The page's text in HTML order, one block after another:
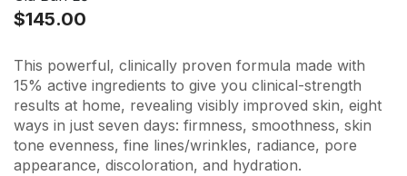
$145.00
This powerful, clinically proven formula made with
15% active ingredients to give you clinical-strength
results at home, revealing visibly improved skin, eight
ways in just seven days: firmness, smoothness, skin
tone evenness, fine lines/wrinkles, radiance, pore
appearance, discoloration, and hydration.